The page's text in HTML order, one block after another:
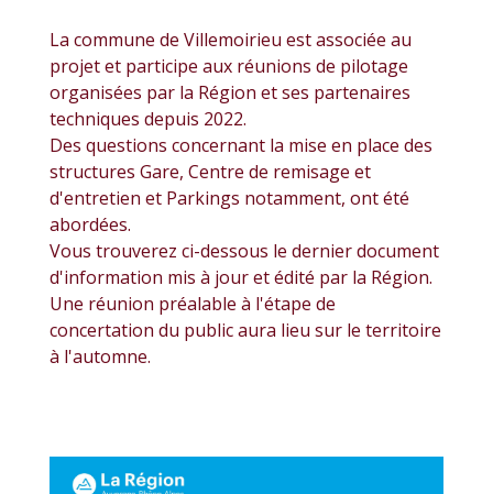
La commune de Villemoirieu est associée au
projet et participe aux réunions de pilotage
organisées par la Région et ses partenaires
techniques depuis 2022.
Des questions concernant la mise en place des
structures Gare, Centre de remisage et
d'entretien et Parkings notamment, ont été
abordées.
Vous trouverez ci-dessous le dernier document
d'information mis à jour et édité par la Région.
Une réunion préalable à l'étape de
concertation du public aura lieu sur le territoire
à l'automne.